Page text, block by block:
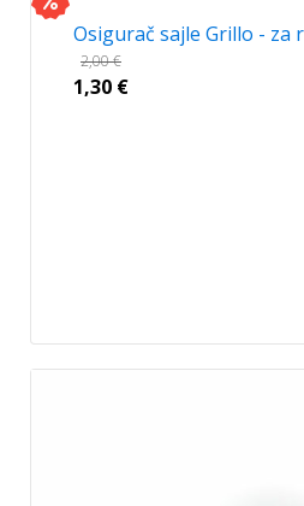
Osigurač sajle Grillo - za
2,00€
1,30 €